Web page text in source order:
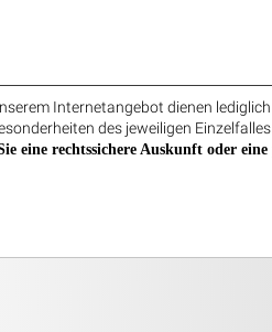
Internetangebot dienen
des jeweiligen
eine rechtssichere Auskunft oder